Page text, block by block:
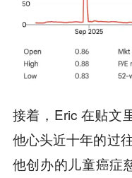
接着，Eric 在贴文
他心头近十年的过
他创办的儿童癌症